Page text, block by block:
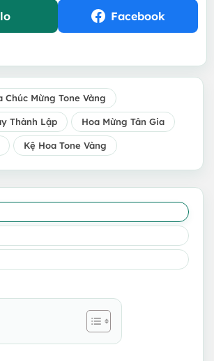
Facebook
Chúc Mừng Tone Vàng
Thành Lập Hoa Mừng Tân Gia
Kệ Hoa Tone Vàng